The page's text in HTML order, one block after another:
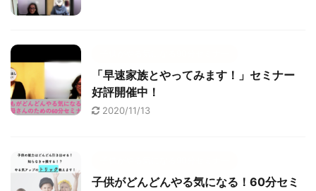
「早速家族とやってみます！」セミナー
好評開催中！
2020/11/13
子供がどんどんやる気になる！60分セミ